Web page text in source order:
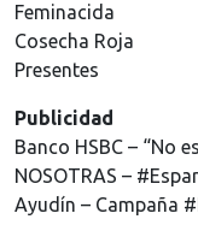
Feminacida
Cosecha Roja
Presentes
Publicidad
Banco HSBC – “No
NOSOTRAS –
Ayudín – Campaña